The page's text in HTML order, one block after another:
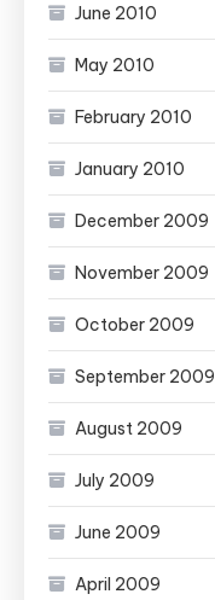
June 2010
May 2010
February 2010
January 2010
December 2009
November 2009
October 2009
September 2009
August 2009
July 2009
June 2009
April 2009